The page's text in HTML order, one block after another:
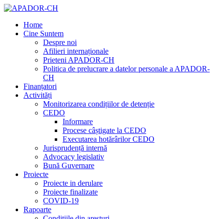
Home
Cine Suntem
Despre noi
Afilieri internaționale
Prieteni APADOR-CH
Politica de prelucrare a datelor personale a APADOR-
CH
Finanțatori
Activități
Monitorizarea condițiilor de detenție
CEDO
Informare
Procese câștigate la CEDO
Executarea hotărârilor CEDO
Jurisprudență internă
Advocacy legislativ
Bună Guvernare
Proiecte
Proiecte in derulare
Proiecte finalizate
COVID-19
Rapoarte